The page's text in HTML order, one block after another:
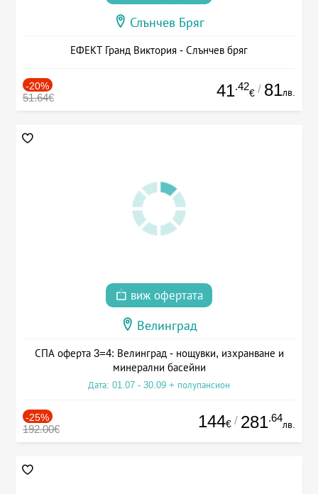
Слънчев Бряг
ЕФЕКТ Гранд Виктория - Слънчев бряг
-20%
51.64€ 41.42
€ / 81лв.
виж офертата
Велинград
СПА оферта 3=4: Велинград - нощувки, изхранване и
минерални басейни
Дата: 01.07 - 30.09 + полупансион
-25%
192.00€ 144€ / 281.64
лв.